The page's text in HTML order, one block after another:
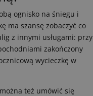
ognisko na śniegu i
ma szansę zobaczyć co
z innymi usługami: przy
zakończony
wycieczkę w
też umówić się